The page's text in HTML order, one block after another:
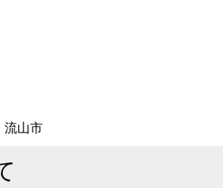
流山市